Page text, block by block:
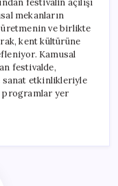
festivalin açılışı
mekanların
üretmenin ve birlikte
kent kültürüne
Kamusal
festivalde,
sanat etkinlikleriyle
programlar yer